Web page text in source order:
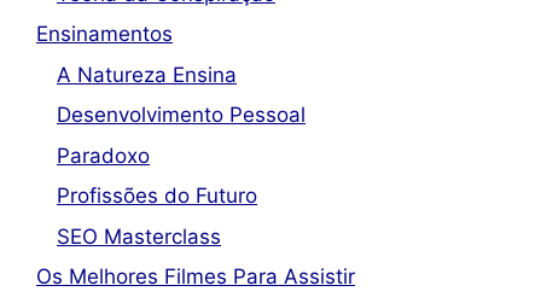
Ensinamentos
A Natureza Ensina
Desenvolvimento Pessoal
Paradoxo
Profissões do Futuro
SEO Masterclass
Os Melhores Filmes Para Assistir